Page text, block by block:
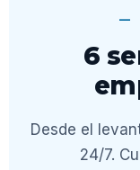
6
Desde el
24/7.